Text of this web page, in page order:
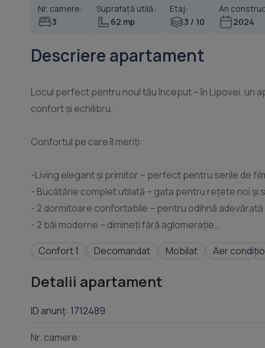
Nr. camere:
3
Suprafață utilă:
62 mp
Etaj:
3 / 10
An
2024
Descriere apartament
Locul perfect pentru noul tău început – în Lipovei, un
confort și echilibru.
Confortul pe care îl meriți:
-Living elegant și primitor – perfect pentru serile de
- Bucătărie complet utilată – gata pentru rețete noi și
- 2 dormitoare confortabile – pentru odihnă adevărată
- 2 băi moderne – dimineți fără aglomerație
- Loc de parcare inclus – mereu la dispoziția ta
- Pet friendly – pentru că și prietenul blănos face parte
Confort 1 Decomandat Mobilat Aer
Detalii apartament
ID anunț: 1712489
Nr. camere: